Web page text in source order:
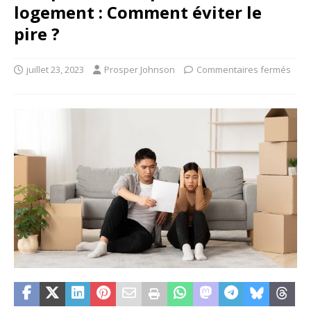
logement : Comment éviter le
pire ?
juillet 23, 2023 Prosper Johnson Commentaires fermés